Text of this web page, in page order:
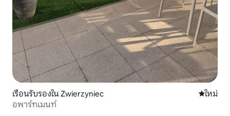
เรือนรับรองใน Zwierzyniec ที่พักใหม่
ใหม่
อพาร์ทเมนท์